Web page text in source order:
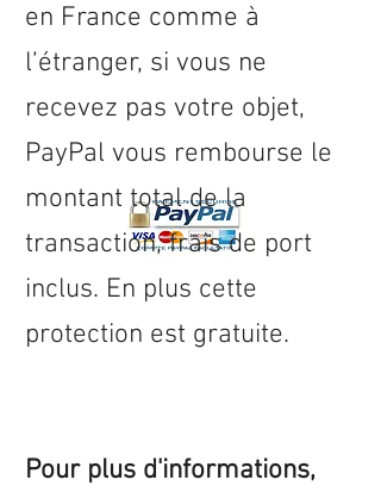
en France comme à
l’étranger, si vous ne
recevez pas votre objet,
PayPal vous rembourse le
montant total de la
transaction, frais de port
inclus. En plus cette
protection est gratuite.
Pour plus d'informations,